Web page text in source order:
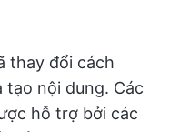
thay đổi cách
nội dung. Các
hỗ trợ bởi các